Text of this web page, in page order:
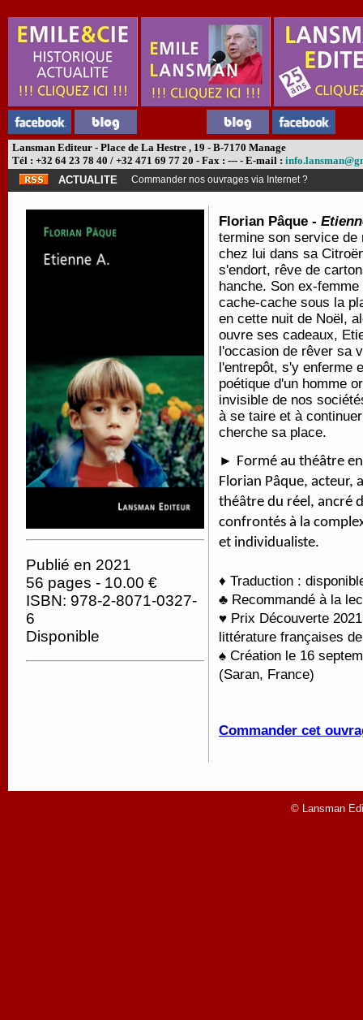
Lansman Editeur - Place de La Hestre , 19 - B-7170 Manage
Tél : +32 64 23 78 40 / +32 471 69 77 20 - Fax : --- - E-mail :
ACTUALITE
Commander nos ouvrages via Internet ?
Publié en 2021
56 pages - 10.00 €
ISBN: 978-2-8071-0327-
6
Disponible
Florian Pâque -
termine son service de
chez lui dans sa
s'endort, rêve de
hanche. Son ex-
cache-cache sous la
en cette nuit de Noël,
ouvre ses cadeaux,
l'occasion de rêver sa
l'entrepôt, s'y enferme
poétique d'un homme
invisible de nos
à se taire et à
cherche sa place.
► Formé au théâtre
Florian Pâque, acteur,
théâtre du réel, ancré
confrontés à la
et individualiste.
♦ Traduction :
♣ Recommandé à la
♥ Prix Découverte
littérature françaises
♠ Création le 16
(Saran, France)
Commander cet
© Lansman